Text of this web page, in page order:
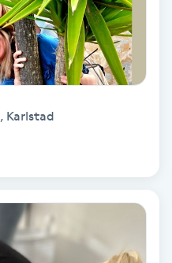
, Karlstad